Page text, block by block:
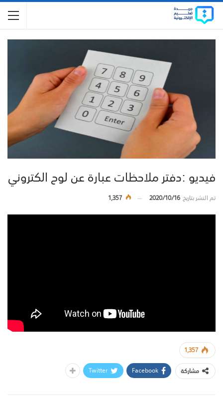
فيديو :دفتر ملاحظات عبارة عن لوح الكتروني
تم النشر بتاريخ2020/10/16
1,357
1,357
مشاركة
Facebook
Twitter